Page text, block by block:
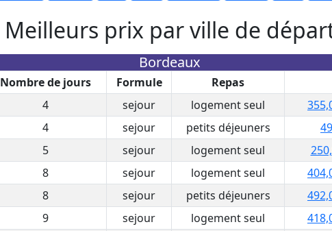
Meilleurs prix par ville de
Bordeaux
Nombre de jours Formule Repas
4 sejour logement seul
4 sejour petits déjeuners
5 sejour logement seul
8 sejour logement seul
8 sejour petits déjeuners
9 sejour logement seul